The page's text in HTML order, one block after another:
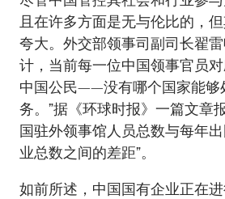
且在许多方面是无与伦比的，
夸大。外交部领事司副司长翟
计，当前每一位中国领事官员
中国公民——没有哪个国家能够
务。”据《环球时报》一篇文章
国驻外领事馆人员总数与每年
业总数之间的差距”。
如前所述，中国国有企业正在